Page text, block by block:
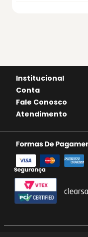
Institucional
Conta
Fale Conosco
Atendimento